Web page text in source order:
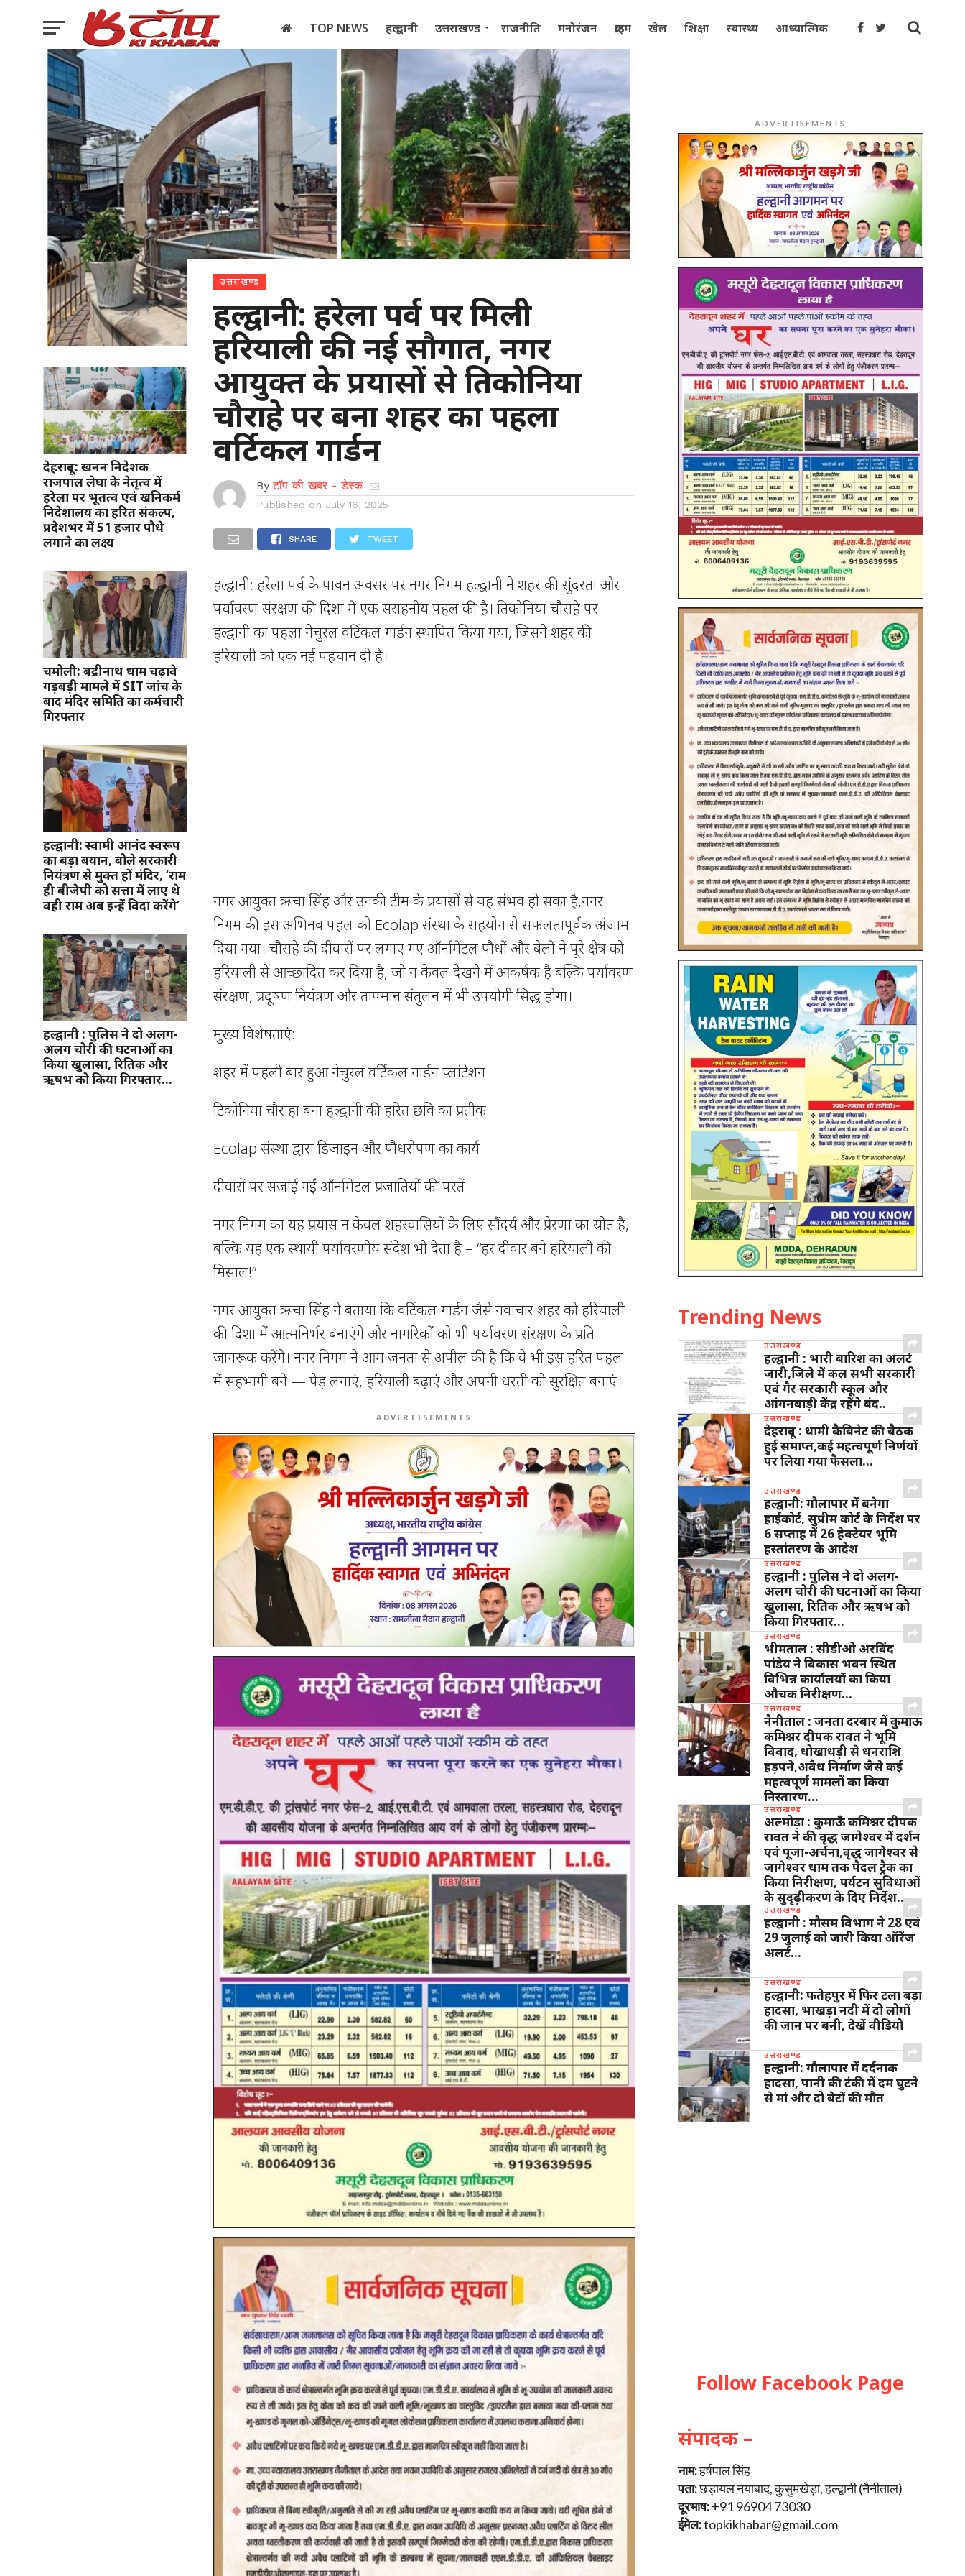
TOP NEWS हल्द्वानी उत्तराखण्ड राजनीति मनोरंजन क्राइम खेल शिक्षा स्वास्थ्य आध्यात्मिक
इलेक्शन 2022
देहरादून: खनन निदेशक
राजपाल लेघा के नेतृत्व में
हरेला पर भूतत्व एवं खनिकर्म
निदेशालय का हरित संकल्प,
प्रदेशभर में 51 हजार पौधे
लगाने का लक्ष्य
चमोली: बद्रीनाथ धाम चढ़ावे
गड़बड़ी मामले में SIT जांच के
बाद मंदिर समिति का कर्मचारी
गिरफ्तार
हल्द्वानी: स्वामी आनंद स्वरूप
का बड़ा बयान, बोले सरकारी
नियंत्रण से मुक्त हों मंदिर, ‘राम
ही बीजेपी को सत्ता में लाए थे
वही राम अब इन्हें विदा करेंगे’
हल्द्वानी : पुलिस ने दो अलग-
अलग चोरी की घटनाओं का
किया खुलासा, रितिक और
ऋषभ को किया गिरफ्तार…
उत्तराखण्ड
हल्द्वानी: हरेला पर्व पर मिली
हरियाली की नई सौगात, नगर
आयुक्त के प्रयासों से तिकोनिया
चौराहे पर बना शहर का पहला
वर्टिकल गार्डन
By टॉप की खबर - डेस्क
Published on July 16, 2025
SHARE TWEET
हल्द्वानी: हरेला पर्व के पावन अवसर पर नगर निगम हल्द्वानी ने शहर की सुंदरता और
पर्यावरण संरक्षण की दिशा में एक सराहनीय पहल की है। तिकोनिया चौराहे पर
हल्द्वानी का पहला नेचुरल वर्टिकल गार्डन स्थापित किया गया, जिसने शहर की
हरियाली को एक नई पहचान दी है।
नगर आयुक्त ऋचा सिंह और उनकी टीम के प्रयासों से यह संभव हो सका है,नगर
निगम की इस अभिनव पहल को Ecolap संस्था के सहयोग से सफलतापूर्वक अंजाम
दिया गया। चौराहे की दीवारों पर लगाए गए ऑर्नामेंटल पौधों और बेलों ने पूरे क्षेत्र को
हरियाली से आच्छादित कर दिया है, जो न केवल देखने में आकर्षक है बल्कि पर्यावरण
संरक्षण, प्रदूषण नियंत्रण और तापमान संतुलन में भी उपयोगी सिद्ध होगा।
मुख्य विशेषताएं:
शहर में पहली बार हुआ नेचुरल वर्टिकल गार्डन प्लांटेशन
टिकोनिया चौराहा बना हल्द्वानी की हरित छवि का प्रतीक
Ecolap संस्था द्वारा डिजाइन और पौधरोपण का कार्य
दीवारों पर सजाई गईं ऑर्नामेंटल प्रजातियों की परतें
नगर निगम का यह प्रयास न केवल शहरवासियों के लिए सौंदर्य और प्रेरणा का स्रोत है,
बल्कि यह एक स्थायी पर्यावरणीय संदेश भी देता है – “हर दीवार बने हरियाली की
मिसाल!”
नगर आयुक्त ऋचा सिंह ने बताया कि वर्टिकल गार्डन जैसे नवाचार शहर को हरियाली
की दिशा में आत्मनिर्भर बनाएंगे और नागरिकों को भी पर्यावरण संरक्षण के प्रति
जागरूक करेंगे। नगर निगम ने आम जनता से अपील की है कि वे भी इस हरित पहल
में सहभागी बनें — पेड़ लगाएं, हरियाली बढ़ाएं और अपनी धरती को सुरक्षित बनाएं।
ADVERTISEMENTS
ADVERTISEMENTS
Trending News
उत्तराखण्ड
हल्द्वानी : भारी बारिश का अलर्ट
जारी,जिले में कल सभी सरकारी
एवं गैर सरकारी स्कूल और
आंगनबाड़ी केंद्र रहेंगे बंद..
उत्तराखण्ड
देहरादून : धामी कैबिनेट की बैठक
हुई समाप्त,कई महत्वपूर्ण निर्णयों
पर लिया गया फैसला…
उत्तराखण्ड
हल्द्वानी: गौलापार में बनेगा
हाईकोर्ट, सुप्रीम कोर्ट के निर्देश पर
6 सप्ताह में 26 हेक्टेयर भूमि
हस्तांतरण के आदेश
उत्तराखण्ड
हल्द्वानी : पुलिस ने दो अलग-
अलग चोरी की घटनाओं का किया
खुलासा, रितिक और ऋषभ को
किया गिरफ्तार…
उत्तराखण्ड
भीमताल : सीडीओ अरविंद
पांडेय ने विकास भवन स्थित
विभिन्न कार्यालयों का किया
औचक निरीक्षण…
उत्तराखण्ड
नैनीताल : जनता दरबार में कुमाऊ
कमिश्नर दीपक रावत ने भूमि
विवाद, धोखाधड़ी से धनराशि
हड़पने,अवैध निर्माण जैसे कई
महत्वपूर्ण मामलों का किया
निस्तारण…
उत्तराखण्ड
अल्मोड़ा : कुमाऊँ कमिश्नर दीपक
रावत ने की वृद्ध जागेश्वर में दर्शन
एवं पूजा-अर्चना,वृद्ध जागेश्वर से
जागेश्वर धाम तक पैदल ट्रैक का
किया निरीक्षण, पर्यटन सुविधाओं
के सुदृढ़ीकरण के दिए निर्देश…
उत्तराखण्ड
हल्द्वानी : मौसम विभाग ने 28 एवं
29 जुलाई को जारी किया ऑरेंज
अलर्ट…
उत्तराखण्ड
हल्द्वानी: फतेहपुर में फिर टला बड़ा
हादसा, भाखड़ा नदी में दो लोगों
की जान पर बनी, देखें वीडियो
उत्तराखण्ड
हल्द्वानी: गौलापार में दर्दनाक
हादसा, पानी की टंकी में दम घुटने
से मां और दो बेटों की मौत
Follow Facebook Page
संपादक –
नाम:हर्षपाल सिंह
पता:छड़ायल नयाबाद, कुसुमखेड़ा, हल्द्वानी (नैनीताल)
दूरभाष:+91 96904 73030
ईमेल:topkikhabar@gmail.com